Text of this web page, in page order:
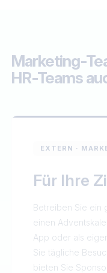
Marketing-
HR-Teams
EXTERN ·
Für Ihre
Betreiben Sie ein
einen
App oder als
Sie tägliche
bieten Sie